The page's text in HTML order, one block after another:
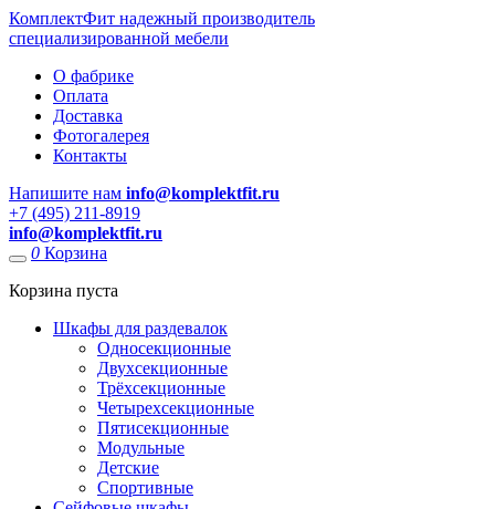
КомплектФит надежный производитель
специализированной мебели
О фабрике
Оплата
Доставка
Фотогалерея
Контакты
Напишите нам info@komplektfit.ru
​+7 (495) 211-8919
info@komplektfit.ru
0 Корзина
Корзина пуста
Шкафы для раздевалок
Односекционные
Двухсекционные
Трёхсекционные
Четырехсекционные
Пятисекционные
Модульные
Детские
Спортивные